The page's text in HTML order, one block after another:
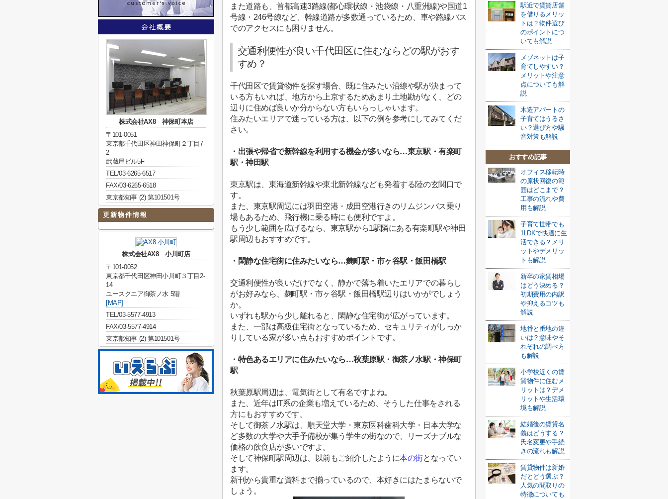
また道路も、首都高速3路線(都心環状線・池袋線・八重洲線)や国道1
号線・ 246号線など、幹線道路が多数通っているため、車や路線バス
でのアクセスにも困りません。
交通利便性が良い千代田区に住むならどの駅がおす
すめ？
千代田区で賃貸物件を探す場合、既に住みたい沿線や駅が決まって
いる方もいれば、地方から上京するためあまり土地勘がなく、どの
辺りに住めば良いか分からない方もいらっしゃいます。
住みたいエリアで迷っている方は、以下の例を参考にしてみてくだ
さい。
・出張や帰省で新幹線を利用する機会が多いなら…東京駅・有楽町
駅・神田駅
東京駅は、東海道新幹線や東北新幹線なども発着する陸の玄関口で
す。
また、東京駅周辺には羽田空港・成田空港行きのリムジンバス乗り
場もあるため、飛行機に乗る時にも便利ですよ。
もう少し範囲を広げるなら、東京駅から1駅隣にある有楽町駅や神田
駅周辺もおすすめです。
・閑静な住宅街に住みたいなら…麴町駅・市ヶ谷駅・飯田橋駅
交通利便性が良いだけでなく、静かで落ち着いたエリアでの暮らし
がお好みなら、麹町駅・市ヶ谷駅・飯田橋駅辺りはいかがでしょう
か。
いずれも駅から少し離れると、閑静な住宅街が広がっています。
また、一部は高級住宅街となっているため、セキュリティがしっか
りしている家が多い点もおすすめポイントです。
・特色あるエリアに住みたいなら…秋葉原駅・御茶ノ水駅・神保町
駅
秋葉原駅周辺は、電気街として有名ですよね。
また、近年は IT系の企業も増えているため、そうした仕事をされる
方にもおすすめです。
そして御茶ノ水駅は、順天堂大学・東京医科歯科大学・日本大学な
ど多数の大学や大手予備校が集う学生の街なので、リーズナブルな
価格の飲食店が多いですよ。
そして神保町駅周辺は、以前もご紹介したように本の街となってい
ます。
新刊から貴重な資料まで揃っているので、本好きにはたまらないで
しょう。
駅近で賃貸店舗
を借りるメリッ
トは？物件選び
のポイントにつ
いても解説
メゾネットは子
育てしやすい？
メリットや注意
点についても解
説
木造アパートの
子育てはうるさ
い？選び方や騒
音対策も解説
おすすめ記事
オフィス移転時
の原状回復の範
囲はどこまで？
工事の流れや費
用も解説
子育て世帯でも
1LDKで快適に生
活できる？メリ
ットやデメリッ
トも解説
新卒の家賃相場
はどう決める？
初期費用の内訳
や抑えるコツも
解説
地番と番地の違
いは？意味やそ
れぞれの調べ方
も解説
小学校近くの賃
貸物件に住むメ
リットは？デメ
リットや生活環
境も解説
結婚後の賃貸名
義はどうする？
氏名変更や手続
きの流れも解説
賃貸物件は新婚
だとどう選ぶ？
人気の間取りの
特徴についても
株式会社AX8 神保町本店
〒101-0051
東京都千代田区神田神保町２丁目7-
2
武蔵屋ビル5F
TEL/03-6265-6517
FAX/03-6265-6518
東京都知事 (2) 第101501号
更新物件情報
株式会社AX8 小川町店
〒101-0052
東京都千代田区神田小川町３丁目2-
14
ユースクエア御茶ノ水 5階
[MAP]
TEL/03-5577-4913
FAX/03-5577-4914
東京都知事 (2) 第101501号